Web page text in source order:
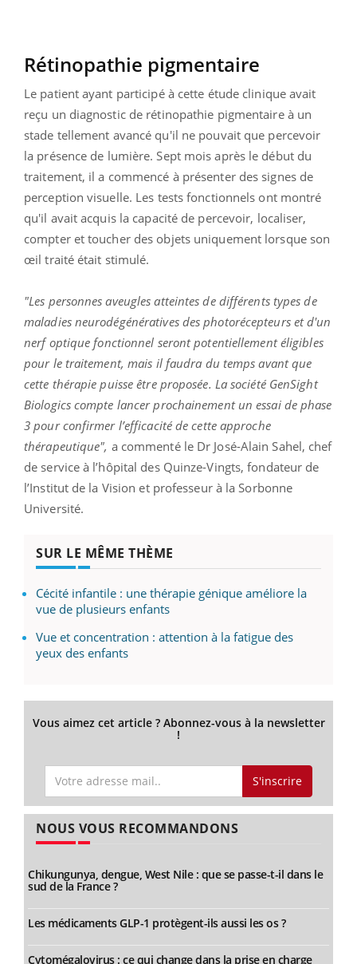
Rétinopathie pigmentaire
Le patient ayant participé à cette étude clinique avait
reçu un diagnostic de rétinopathie pigmentaire à un
stade tellement avancé qu'il ne pouvait que percevoir
la présence de lumière. Sept mois après le début du
traitement, il a commencé à présenter des signes de
perception visuelle. Les tests fonctionnels ont montré
qu'il avait acquis la capacité de percevoir, localiser,
compter et toucher des objets uniquement lorsque son
œil traité était stimulé.
"Les personnes aveugles atteintes de différents types de
maladies neurodégénératives des photorécepteurs et d'un
nerf optique fonctionnel seront potentiellement éligibles
pour le traitement, mais il faudra du temps avant que
cette thérapie puisse être proposée. La société GenSight
Biologics compte lancer prochainement un essai de phase
3 pour confirmer l’efficacité de cette approche
thérapeutique", a commenté le Dr José-Alain Sahel, chef
de service à l’hôpital des Quinze-Vingts, fondateur de
l’Institut de la Vision et professeur à la Sorbonne
Université.
SUR LE MÊME THÈME
Cécité infantile : une thérapie génique améliore la
vue de plusieurs enfants
Vue et concentration : attention à la fatigue des
yeux des enfants
Vous aimez cet article ? Abonnez-vous à la newsletter
!
S'inscrire
NOUS VOUS RECOMMANDONS
Chikungunya, dengue, West Nile : que se passe-t-il dans le
sud de la France ?
Les médicaments GLP-1 protègent-ils aussi les os ?
Cytomégalovirus : ce qui change dans la prise en charge